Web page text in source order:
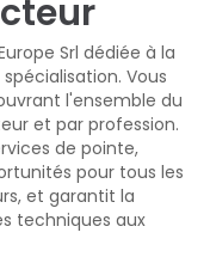
Srl dédiée à la
Vous
l'ensemble du
et par profession.
de pointe,
pour tous les
et garantit la
techniques aux